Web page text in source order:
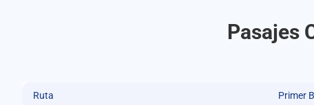
Pasajes
Ruta Primer